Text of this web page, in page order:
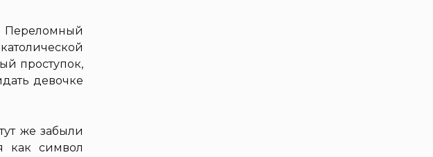
Переломный
проступок,
девочке
же забыли
как символ